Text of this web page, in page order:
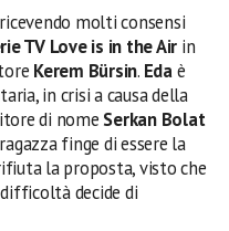
molti consensi
TV Love is in the Air in
Kerem Bürsin. Edaè
in crisi a causa della
di nome Serkan Bolat
finge di essere la
la proposta, visto che
decide di